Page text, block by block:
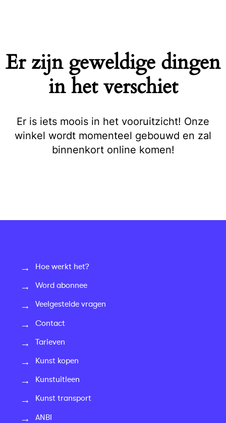
Er zijn geweldige dingen
in het verschiet
Er is iets moois in het vooruitzicht! Onze
winkel wordt momenteel gebouwd en zal
binnenkort online komen!
Hoe werkt het?
Word abonnee
Veelgestelde vragen
Contact
Tarieven
Kunst kopen
Kunstuitleen
Kunst transport
ANBI